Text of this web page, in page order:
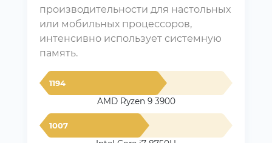
производительности для настольных
или мобильных процессоров,
интенсивно использует системную
память.
1194
AMD Ryzen 9 3900
1007